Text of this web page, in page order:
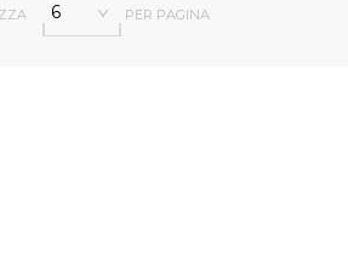
6 PER PAGINA